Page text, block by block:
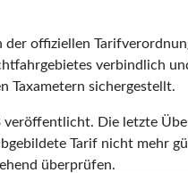
der offiziellen
verbindlich
Taxametern sichergestellt.
veröffentlicht. Die letzte
Tarif nicht mehr
überprüfen.